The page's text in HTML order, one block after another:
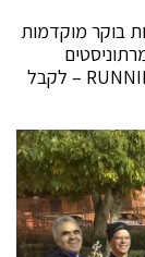
בוקר מוקדמות
החדשים של סרחיו אללוף, מאמן קבוצת RUNNING B7 – לקבל